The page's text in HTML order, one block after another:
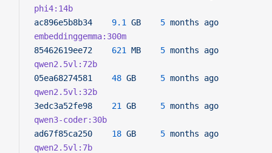
phi4:14b
ac896e5b8b34
    9.1
GB
    5
months ago
embeddinggemma:300m
85462619ee72
    621
MB
    5
months ago
qwen2.5vl:72b
05ea68274581
    48
GB
     5
months ago
qwen2.5vl:32b
3edc3a52fe98
    21
GB
     5
months ago
qwen3-coder:30b
ad67f85ca250
    18
GB
     5
months ago
qwen2.5vl:7b